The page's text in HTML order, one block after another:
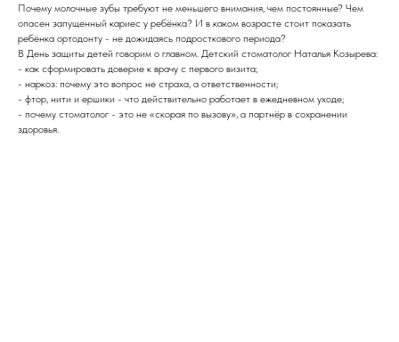
Почему молочные зубы требуют не меньшего внимания, чем постоянные? Чем
опасен запущенный кариес у ребёнка? И в каком возрасте стоит показать
ребёнка ортодонту - не дожидаясь подросткового периода?
В День защиты детей говорим о главном. Детский стоматолог Наталья Козырева:
- как сформировать доверие к врачу с первого визита;
- наркоз: почему это вопрос не страха, а ответственности;
- фтор, нити и ершики - что действительно работает в ежедневном уходе;
- почему стоматолог - это не «скорая по вызову», а партнёр в сохранении
здоровья.